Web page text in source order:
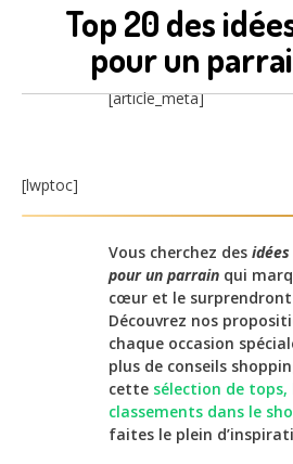
Top 20 des
pour un
[article_meta]
[lwptoc]
Vous cherchez des
pour un parrain qui
cœur et le surprendront
Découvrez nos
chaque occasion
plus de conseils
cette sélection de tops,
classements dans le
faites le plein